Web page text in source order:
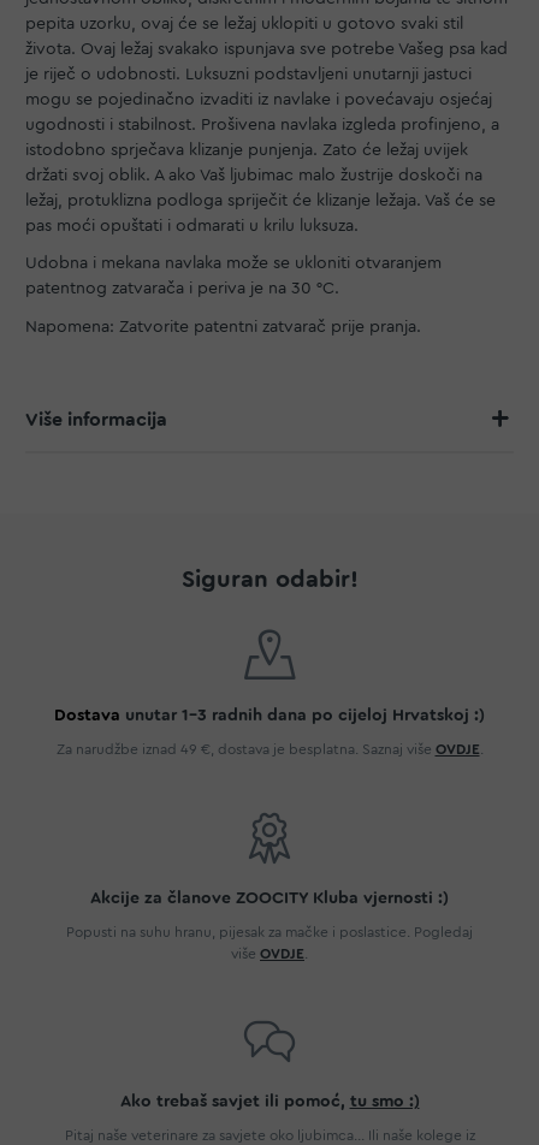
pepita uzorku, ovaj će se ležaj uklopiti u gotovo svaki stil
života. Ovaj ležaj svakako ispunjava sve potrebe Vašeg psa kad
je riječ o udobnosti. Luksuzni podstavljeni unutarnji jastuci
mogu se pojedinačno izvaditi iz navlake i povećavaju osjećaj
ugodnosti i stabilnost. Prošivena navlaka izgleda profinjeno, a
istodobno sprječava klizanje punjenja. Zato će ležaj uvijek
držati svoj oblik. A ako Vaš ljubimac malo žustrije doskoči na
ležaj, protuklizna podloga spriječit će klizanje ležaja. Vaš će se
pas moći opuštati i odmarati u krilu luksuza.
Udobna i mekana navlaka može se ukloniti otvaranjem
patentnog zatvarača i periva je na 30 °C.
Napomena: Zatvorite patentni zatvarač prije pranja.
Više informacija
Siguran odabir!
Dostava unutar 1-3 radnih dana po cijeloj Hrvatskoj :)
Za narudžbe iznad 49 €, dostava je besplatna. Saznaj više OVDJE
Akcije za članove ZOOCITY Kluba vjernosti :)
Popusti na suhu hranu, pijesak za mačke i poslastice. Pogledaj
više OVDJE
Ako trebaš savjet ili pomoć, tu smo :)
Pitaj naše veterinare za savjete oko ljubimca... Ili naše kolege iz